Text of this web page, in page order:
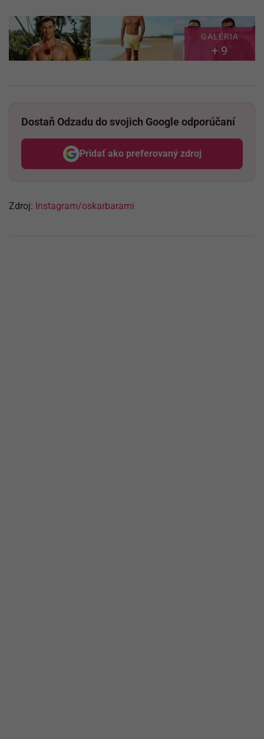
GALÉRIA
+ 9
Dostaň Odzadu do svojich Google odporúčaní
Pridať ako preferovaný zdroj
Odzadu, odkaz sa otvorí v
Zdroj: Instagram/oskarbarami